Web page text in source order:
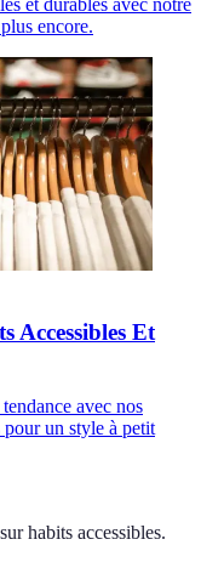
encore.
Accessibles Et
avec nos
pour un style à petit
habits accessibles.